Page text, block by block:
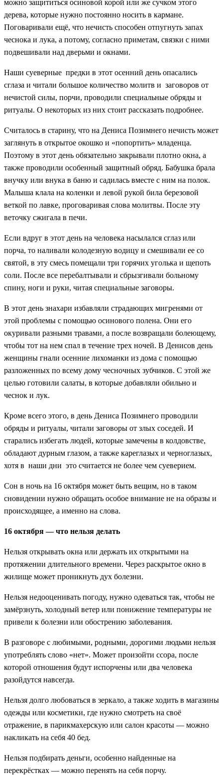
можно защититься осиновой корой или же сучком этого
дерева, которые нужно постоянно носить в кармане.
Поговаривали ещё, что нечисть способен отпугнуть запах
чеснока и лука, а потому, согласно приметам, связки с ними
подвешивали над дверьми и окнами.
Наши суеверные предки в этот осенний день опасались
сглаза и читали большое количество молитв и заговоров от
нечистой силы, порчи, проводили специальные обряды и
ритуалы. О некоторых из них стоит рассказать подробнее.
Считалось в старину, что на Дениса Позимнего нечисть может
заглянуть в открытое окошко и «попортить» младенца.
Поэтому в этот день обязательно закрывали плотно окна, а
также проводили особенный защитный обряд. Бабушка брала
внучку или внука в баню и садилась вместе с ним на полок.
Малыша клала на коленки и левой рукой била березовой
веткой по лавке, проговаривая слова молитвы. После эту
веточку сжигала в печи.
Если вдруг в этот день на человека насылался сглаз или
порча, то наливали колодезную водицу и смешивали ее со
святой, в эту смесь помещали три горячих уголька и щепоть
соли. После все перебалтывали и сбрызгивали больному
спину, ноги и руки, читая специальные заговоры.
В этот день знахари избавляли страдающих мигренями от
этой проблемы с помощью осинового полена. Они его
окуривали разными травами, а после возвращали болеющему,
чтобы тот на нем спал в течение трех ночей. В Денисов день
женщины гнали осенние лихоманки из дома с помощью
разложенных по всему дому чесночных зубчиков. С этой же
целью готовили салаты, в которые добавляли обильно и
чеснок и лук.
Кроме всего этого, в день Дениса Позимнего проводили
обряды и ритуалы, читали заговоры от злых соседей. И
старались избегать людей, которые замечены в колдовстве,
обладают дурным глазом, а также кареглазых и черноглазых,
хотя в наши дни это считается не более чем суеверием.
Сон в ночь на 16 октября может быть вещим, но в таком
сновидении нужно обращать особое внимание не на образы и
происходящее, а именно на слова.
16 октября — что нельзя делать
Нельзя открывать окна или держать их открытыми на
протяжении длительного времени. Через раскрытое окно в
жилище может проникнуть дух болезни.
Нельзя недооценивать погоду, нужно одеваться так, чтобы не
замёрзнуть, холодный ветер или понижение температуры не
привели к болезни или обострению заболевания.
В разговоре с любимыми, родными, дорогими людьми нельзя
употреблять слово «нет». Может произойти ссора, после
которой отношения будут испорчены или два человека
разойдутся навсегда.
Нельзя долго любоваться в зеркало, а также ходить в магазины
одежды или косметики, где нужно смотреть на своё
отражение, в парикмахерскую или салон красоты — можно
накликать на себя 40 бед.
Нельзя подбирать деньги, особенно найденные на
перекрёстках — можно перенять на себя порчу.